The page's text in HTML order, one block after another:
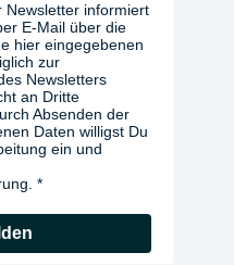
Newsletter informiert
E-Mail über die
hier eingegebenen
zur
Newsletters
an Dritte
Absenden der
Daten willigst Du
ein und